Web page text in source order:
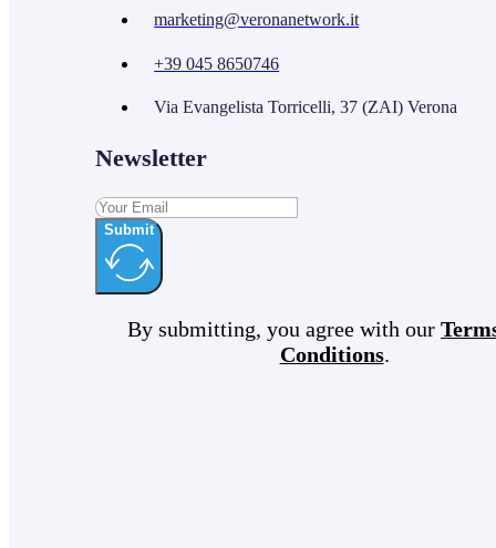
marketing@veronanetwork.it
+39 045 8650746
Via Evangelista Torricelli, 37 (ZAI) Verona
Newsletter
Submit
By submitting, you agree with our
Conditions.